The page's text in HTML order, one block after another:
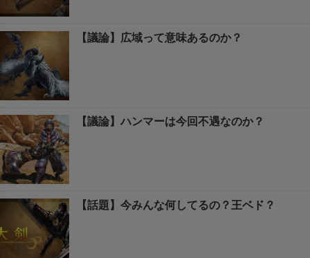
【議論】広域って意味あるのか？
【議論】ハンマーは今回不遇なのか？
【話題】今みんな何してるの？王ベド？